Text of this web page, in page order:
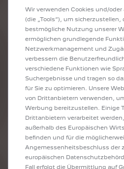
Sie gerne Ihr PEUGEOT Händler.
Laufzeit: 36 Monate
Laufleistung: 10.000 km/Jahr
Mtl. Leasingrate: 165,- €
Die Leasingsonderzahlung kann
Förderprämie kompensiert werden.
Inklusive PEUGEOT CARE: Fahren
dem Besonderen Schutz von
Fahrzeugalter von 8 Jahren oder bis
PEUGEOT CARE umfasst die 2-
Mehr erfahren
Wir verwenden Cookies und/oder
(die „Tools“), um
bestmögliche Nutzung unserer
ermöglichen grundlegende
Netzwerkmanagement und
verbessern die
verschiedene Funktionen wie
Suchergebnisse und tragen so
für Sie zu optimieren. Unsere
von Drittanbietern verwenden,
Werbung bereitzustellen. Einige
Drittanbietern verarbeitet
außerhalb des Europäischen
befinden und für die
Angemessenheitsbeschluss der
europäischen
Fall erfolgt die Übermittlung auf